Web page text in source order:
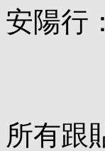
安陽行
所有跟